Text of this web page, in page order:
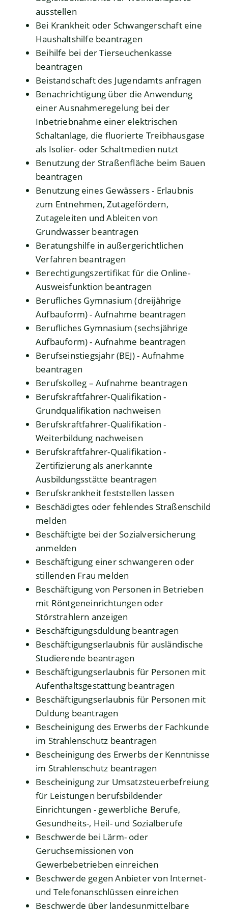
ausstellen
Bei Krankheit oder Schwangerschaft eine
Haushaltshilfe beantragen
Beihilfe bei der Tierseuchenkasse
beantragen
Beistandschaft des Jugendamts anfragen
Benachrichtigung über die Anwendung
einer Ausnahmeregelung bei der
Inbetriebnahme einer elektrischen
Schaltanlage, die fluorierte Treibhausgase
als Isolier- oder Schaltmedien nutzt
Benutzung der Straßenfläche beim Bauen
beantragen
Benutzung eines Gewässers - Erlaubnis
zum Entnehmen, Zutagefördern,
Zutageleiten und Ableiten von
Grundwasser beantragen
Beratungshilfe in außergerichtlichen
Verfahren beantragen
Berechtigungszertifikat für die Online-
Ausweisfunktion beantragen
Berufliches Gymnasium (dreijährige
Aufbauform) - Aufnahme beantragen
Berufliches Gymnasium (sechsjährige
Aufbauform) - Aufnahme beantragen
Berufseinstiegsjahr (BEJ) - Aufnahme
beantragen
Berufskolleg – Aufnahme beantragen
Berufskraftfahrer-Qualifikation -
Grundqualifikation nachweisen
Berufskraftfahrer-Qualifikation -
Weiterbildung nachweisen
Berufskraftfahrer-Qualifikation -
Zertifizierung als anerkannte
Ausbildungsstätte beantragen
Berufskrankheit feststellen lassen
Beschädigtes oder fehlendes Straßenschild
melden
Beschäftigte bei der Sozialversicherung
anmelden
Beschäftigung einer schwangeren oder
stillenden Frau melden
Beschäftigung von Personen in Betrieben
mit Röntgeneinrichtungen oder
Störstrahlern anzeigen
Beschäftigungsduldung beantragen
Beschäftigungserlaubnis für ausländische
Studierende beantragen
Beschäftigungserlaubnis für Personen mit
Aufenthaltsgestattung beantragen
Beschäftigungserlaubnis für Personen mit
Duldung beantragen
Bescheinigung des Erwerbs der Fachkunde
im Strahlenschutz beantragen
Bescheinigung des Erwerbs der Kenntnisse
im Strahlenschutz beantragen
Bescheinigung zur Umsatzsteuerbefreiung
für Leistungen berufsbildender
Einrichtungen - gewerbliche Berufe,
Gesundheits-, Heil- und Sozialberufe
Beschwerde bei Lärm- oder
Geruchsemissionen von
Gewerbebetrieben einreichen
Beschwerde gegen Anbieter von Internet-
und Telefonanschlüssen einreichen
Beschwerde über landesunmittelbare